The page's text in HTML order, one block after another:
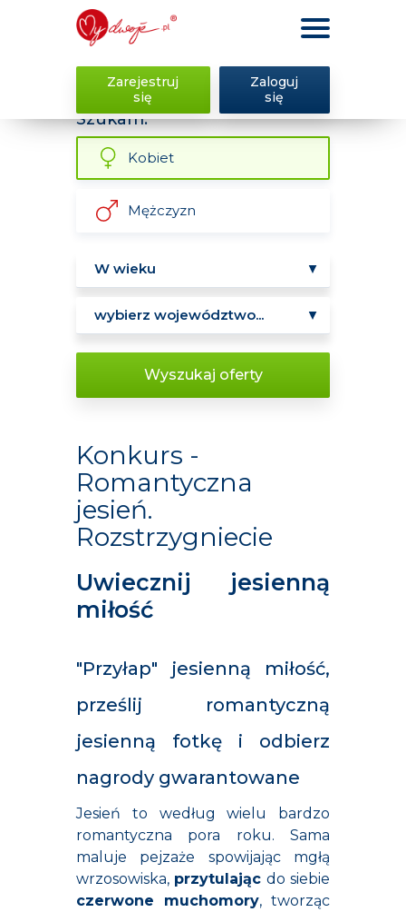
Zarejestruj
się
Zaloguj
się
Szukam:
Kobiet
Mężczyzn
Wyszukaj oferty
Konkurs -
Romantyczna
jesień.
Rozstrzygniecie
Uwiecznij jesienną
miłość
"Przyłap" jesienną miłość,
prześlij romantyczną
jesienną fotkę i odbierz
nagrody gwarantowane
Jesień to według wielu bardzo
romantyczna pora roku. Sama
maluje pejzaże spowijając mgłą
wrzosowiska, przytulając do siebie
czerwone muchomory, tworząc